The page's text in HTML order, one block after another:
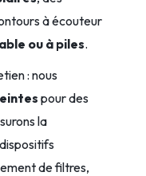
à écouteur
ou à piles.
: nous
pour des
la
de filtres,